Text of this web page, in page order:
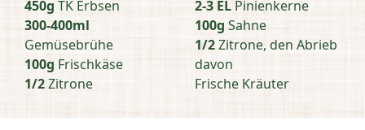
450g TK Erbsen
300-400ml
Gemüsebrühe
100g Frischkäse
1/2Zitrone
2-3 EL Pinienkerne
100g Sahne
1/2Zitrone, den Abrieb
davon
Frische Kräuter